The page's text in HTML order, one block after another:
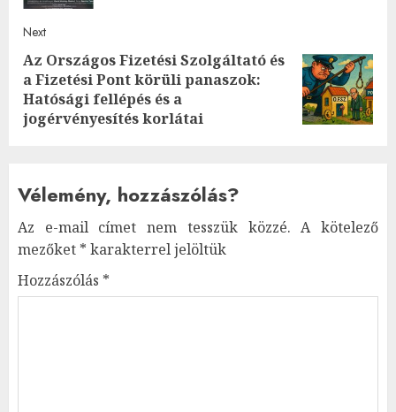
Next
Next
post:
Az Országos Fizetési Szolgáltató és
a Fizetési Pont körüli panaszok:
Hatósági fellépés és a
jogérvényesítés korlátai
Vélemény, hozzászólás?
Az e-mail címet nem tesszük közzé. A kötelező
mezőket * karakterrel jelöltük
Hozzászólás *